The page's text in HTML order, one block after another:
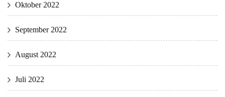
Oktober 2022
September 2022
August 2022
Juli 2022